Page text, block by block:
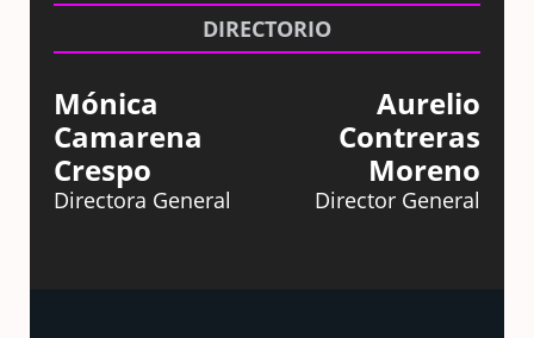
DIRECTORIO
Mónica
Camarena
Crespo
Directora General
Aurelio
Contreras
Moreno
Director General